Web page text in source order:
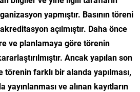
yapmıştır. Basının töreni
açılmıştır. Daha önce
ve planlamaya göre törenin
Ancak yapılan son
farklı bir alanda yapılması,
yayınlanması ve alınan kayıtların